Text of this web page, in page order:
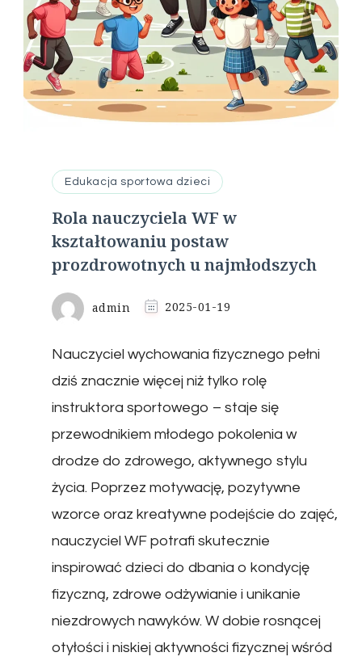
Edukacja sportowa dzieci
Rola nauczyciela WF w
kształtowaniu postaw
prozdrowotnych u najmłodszych
admin 2025-01-19
Nauczyciel wychowania fizycznego pełni
dziś znacznie więcej niż tylko rolę
instruktora sportowego – staje się
przewodnikiem młodego pokolenia w
drodze do zdrowego, aktywnego stylu
życia. Poprzez motywację, pozytywne
wzorce oraz kreatywne podejście do zajęć,
nauczyciel WF potrafi skutecznie
inspirować dzieci do dbania o kondycję
fizyczną, zdrowe odżywianie i unikanie
niezdrowych nawyków. W dobie rosnącej
otyłości i niskiej aktywności fizycznej wśród